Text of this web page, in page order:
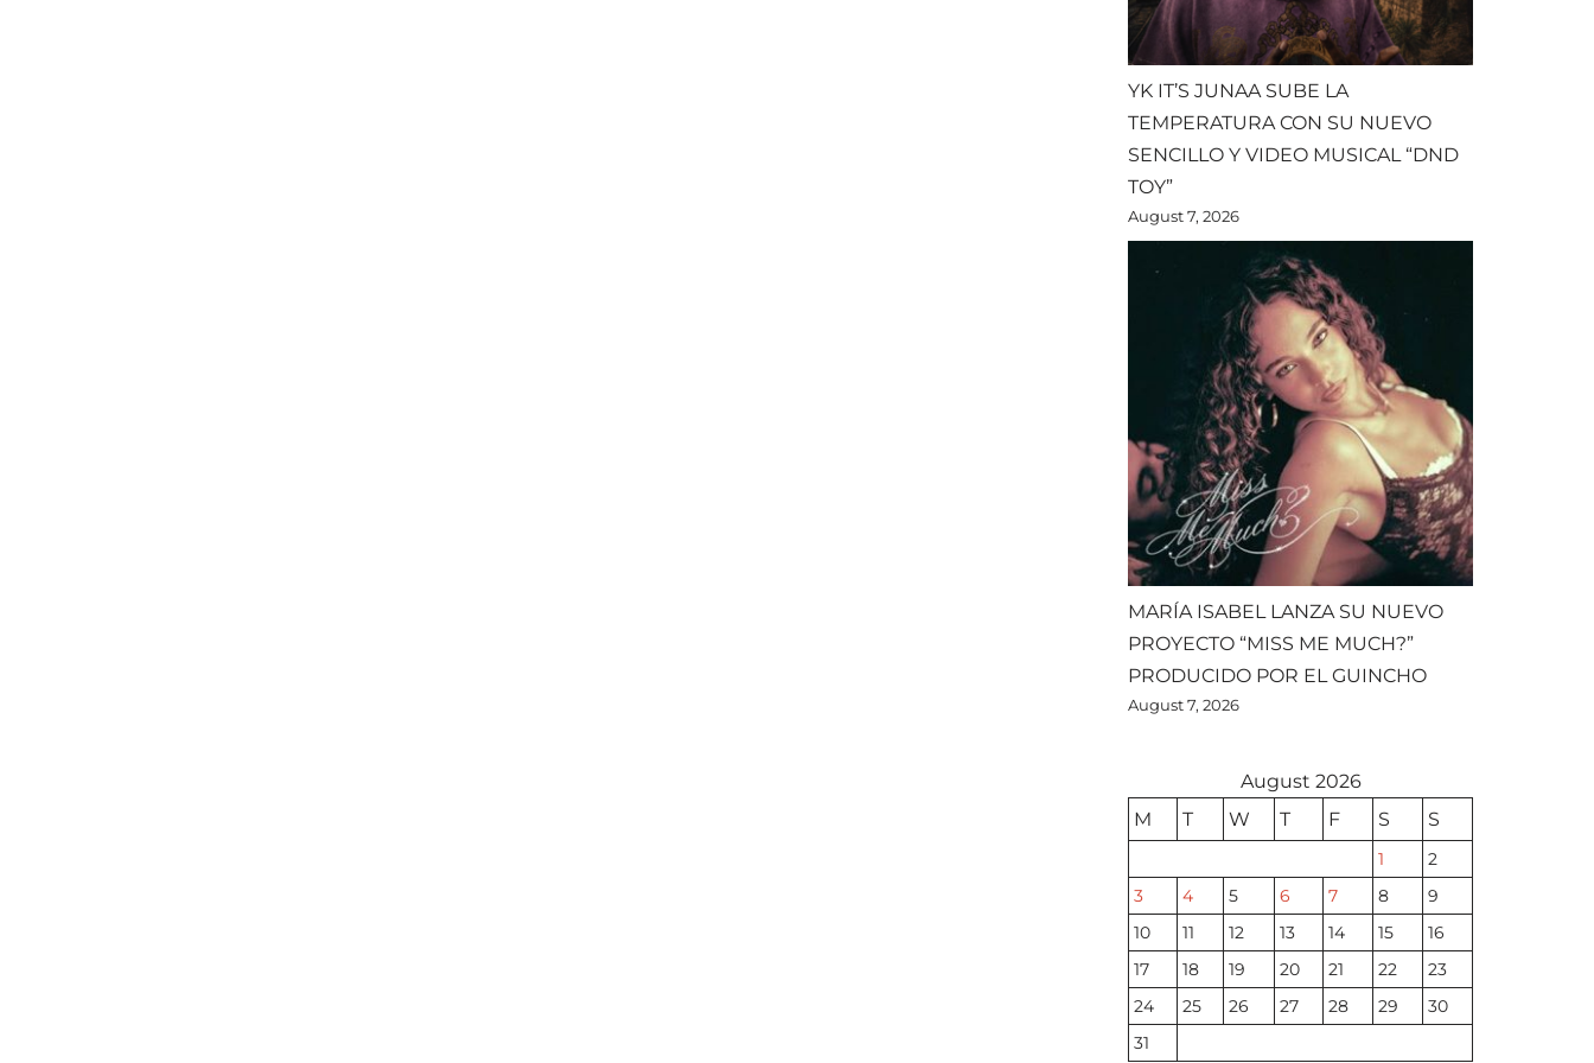
YK IT’S JUNAA SUBE LA
TEMPERATURA CON SU NUEVO
SENCILLO Y VIDEO MUSICAL “DND
TOY”
August 7, 2026
MARÍA ISABEL LANZA SU NUEVO
PROYECTO “MISS ME MUCH?”
PRODUCIDO POR EL GUINCHO
August 7, 2026
August 2026
M
T W T F S S
1
2
3
4 5 6 7 8
9
10
11 12 13 14 15
16
17
18 19 20 21 22
23
24
25 26 27 28 29
30
31